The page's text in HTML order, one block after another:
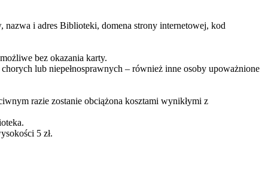
i adres Biblioteki, domena strony internetowej, kod
bez okazania karty.
lub niepełnosprawnych – również inne osoby upoważnione
razie zostanie obciążona kosztami wynikłymi z
5 zł.